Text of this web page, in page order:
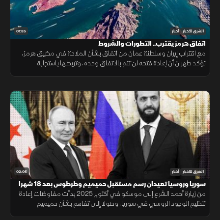
01:35 الشرق للأخبار أخبار
اتفاق هرمز يقترب.. التطورات والشروط
مع اقتراب إيران وسلطنة عمان من اتفاق بشأن الملاحة في مضيق هرمز،
تؤكد طهران أن إعادة فتحه لن تتم بالاتفاق وحده، وتربطها باستجابة
02:05 الشرق للأخبار أخبار
سوريا وروسيا تعيدان رسم مستقبل حميميم وطرطوس بعد 18 شهرا
من زيارة أحمد الشرع إلى موسكو في أكتوبر 2025 بدأت مفاوضات إعادة
تنظيم الوجود الروسي في سوريا، وصولا إلى تفاهم بشأن حميميم